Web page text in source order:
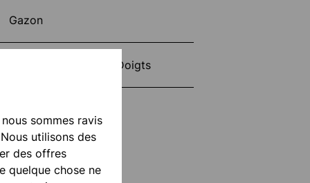
Gazon
sans Protection des Doigts
sommes ravis
utilisons des
des offres
quelque chose ne